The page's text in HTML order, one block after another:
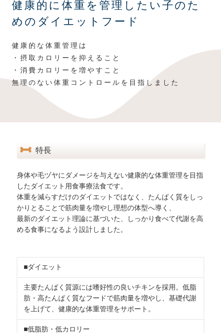
健康的に体重を管理したい子のた
めのダイエットフード
健康的な体重管理は
・摂取カロリーを抑えること
・消費カロリーを増やすこと
無理のない体重コントロールを目指しました
特長
身体や毛ヅヤにダメージを与えない健康的な体重管理を目指
したダイエット用食事療法食です。
体重を減らすだけのダイエットではなく、たんぱく質をしっ
かりとることで筋肉量を増やし理想の体型へ導く、
最新のダイエット理論に基づいた、しっかり食べて代謝を高
める食事になるよう設計しました。
■ダイエット
主要たんぱく質源には嗜好性の良いチキンを採用。低脂
肪・高たんぱく質なフードで筋肉量を増やし、基礎代謝
を上げて、健康的な体重管理をサポート。
■低脂肪・低カロリー